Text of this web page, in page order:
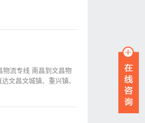
物流专线 南昌到文昌物
文昌文城镇、重兴镇、